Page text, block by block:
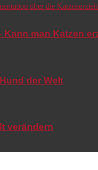
Kann man Katzen
der Welt
verändern